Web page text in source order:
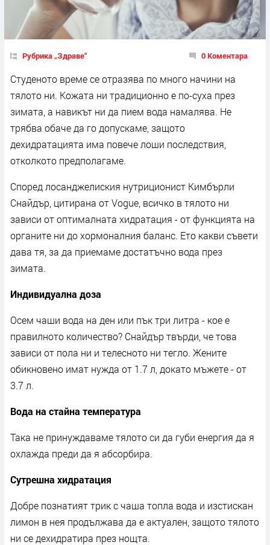
Рубрика „Здраве“ 0 Коментара
Студеното време се отразява по много начини на
тялото ни. Кожата ни традиционно е по-суха през
зимата, а навикът ни да пием вода намалява. Не
трябва обаче да го допускаме, защото
дехидратацията има повече лоши последствия,
отколкото предполагаме.
Според лосанджелиския нутриционист Кимбърли
Снайдър, цитирана от Vogue, всичко в тялото ни
зависи от оптималната хидратация - от функцията на
органите ни до хормоналния баланс. Ето какви съвети
дава тя, за да приемаме достатъчно вода през
зимата.
Индивидуална доза
Осем чаши вода на ден или пък три литра - кое е
правилното количество? Снайдър твърди, че това
зависи от пола ни и телесното ни тегло. Жените
обикновено имат нужда от 1.7 л, докато мъжете - от
3.7 л.
Вода на стайна температура
Така не принуждаваме тялото си да губи енергия да я
охлажда преди да я абсорбира.
Сутрешна хидратация
Добре познатият трик с чаша топла вода и изстискан
лимон в нея продължава да е актуален, защото тялото
ни се дехидратира през нощта.